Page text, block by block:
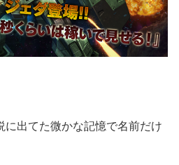
に出てた微かな記憶で名前だけ